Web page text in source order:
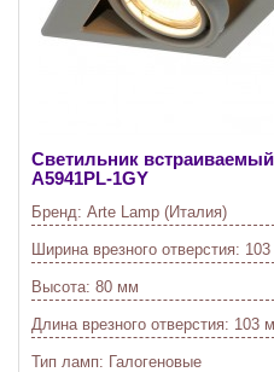
Светильник
A5941PL-1GY
Бренд: Arte Lamp (Италия)
Ширина врезного отверстия:
Высота: 80 мм
Длина врезного отверстия: 103
Тип ламп: Галогеновые